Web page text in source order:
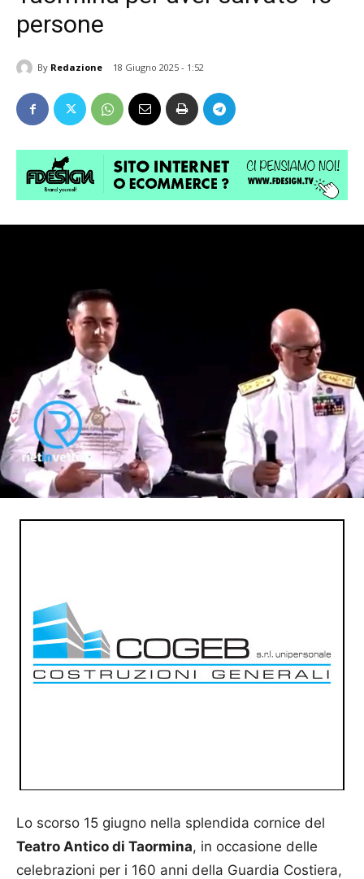
persone
By Redazione 18 Giugno 2025 - 1:52
Lo scorso 15 giugno nella splendida cornice del
Teatro Antico di Taormina, in occasione delle
celebrazioni per i 160 anni della Guardia Costiera,